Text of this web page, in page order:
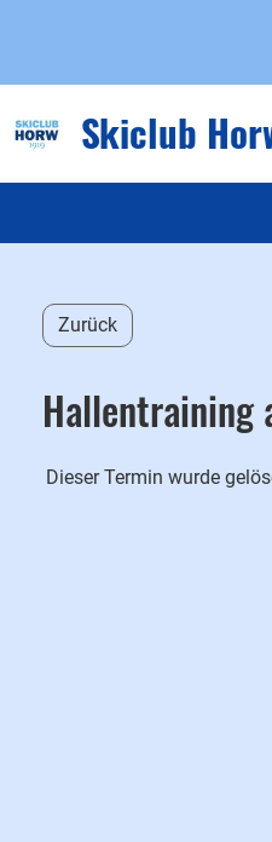
Skiclub
Zurück
Hallentraining
Dieser Termin wurde